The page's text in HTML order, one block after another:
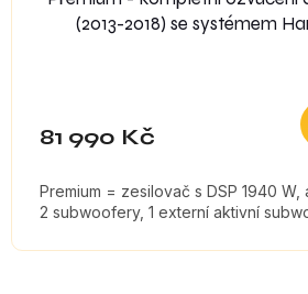
(2013-2018) se systémem
81 990 Kč
Premium = zesilovač s DSP 1940
2 subwoofery, 1 externí aktivní